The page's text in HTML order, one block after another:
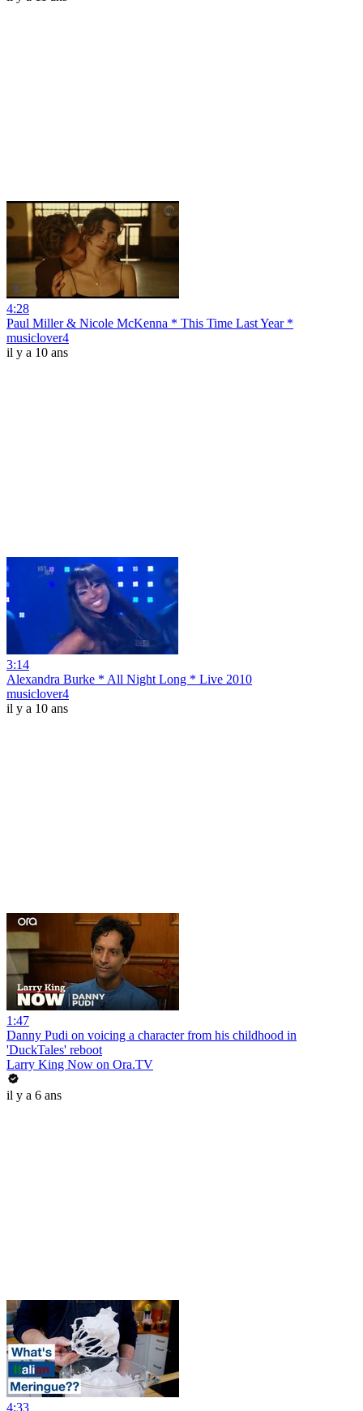
4:28
Paul Miller & Nicole McKenna * This Time Last Year *
musiclover4
il y a 10 ans
3:14
Alexandra Burke * All Night Long * Live 2010
musiclover4
il y a 10 ans
1:47
Danny Pudi on voicing a character from his childhood in
'DuckTales' reboot
Larry King Now on Ora.TV
il y a 6 ans
4:33